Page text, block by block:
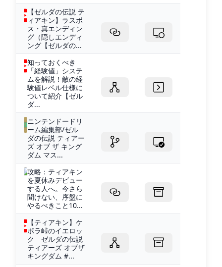
【ゼルダの伝説 テ
ィアキン】ラスボ
ス・真エンディン
グ（隠しエンディ
ング【ゼルダの...
知っておくべき
「経験値」システ
ムを解説！敵の経
験値レベル仕様に
ついて紹介【ゼル
ダ...
ニンテンドードリ
ーム編集部/ゼル
ダの伝説 ティアー
ズ オブ ザ キング
ダム マス...
攻略：ティアキン
を夏休みデビュー
する人へ。今さら
聞けない、序盤に
やるべきこと10...
【ティアキン】ケ
ポラ峠のイエロッ
ク ゼルダの伝説
ティアーズ オブザ
キングダム #...